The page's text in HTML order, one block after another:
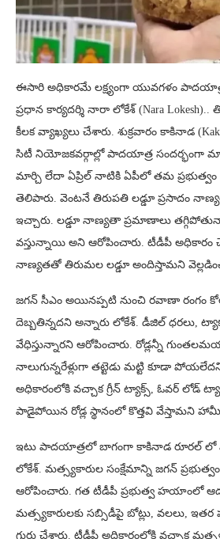
ఈసారి అధికారమే లక్ష్యంగా యువగళం
ప్రధాన కార్యదర్శి నారా లోకేశ్ (Nara Lokesh)..
కీలక వ్యాఖ్యలు చేశారు. శుక్రవారం కాకినాడ
సిటీ నియోజకవర్గాల్లో పాదయాత్ర సందర్భంగా
మార్చి లేదా ఏప్రిల్ నాటికి ఏపీలో తమ ప్రభుత్వం
తెలిపారు. వెంటనే తిరుపతి లడ్డూ ప్రసాదం
ఇచ్చారు. లడ్డూ నాణ్యతా ప్రమాణాలు
వస్తున్నాయి అని ఆరోపించారు. టీడీపీ అధికారం
నాణ్యతతో తిరుమల లడ్డూ అందిస్తామని
జగన్ సీఎం అయినప్పటి నుంచి రవాణా రంగం
దెబ్బతిన్నదని అన్నారు లోకేశ్. డీజిల్ ధరలు,
వేధిస్తున్నారని ఆరోపించారు. రోడ్లన్నీ
నాలుగున్నరేళ్లుగా తట్టెడు మట్టి కూడా
అధికారంలోకి వచ్చాక గ్రీన్ ట్యాక్స్, ఓవర్ లోడ్
పాడైపోయిన రోడ్ల స్థానంలో కొత్తవి వేస్తామని హామీ
ఇటు పాదయాత్రలో బాగంగా కాకినాడ రూరల్‌ లో
లోకేశ్. మత్స్యకారుల సంక్షేమాన్ని జగన్
ఆరోపించారు. గత టీడీపీ ప్రభుత్వ హయాంలో
మత్స్యకారులకు సబ్సిడీపై బోట్లు, వలలు,
గుర్తు చేశారు. టీడీపీ అధికారంలోకి వచ్చాక